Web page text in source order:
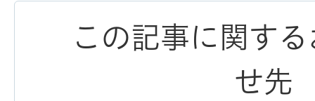
この記事に関す
せ先